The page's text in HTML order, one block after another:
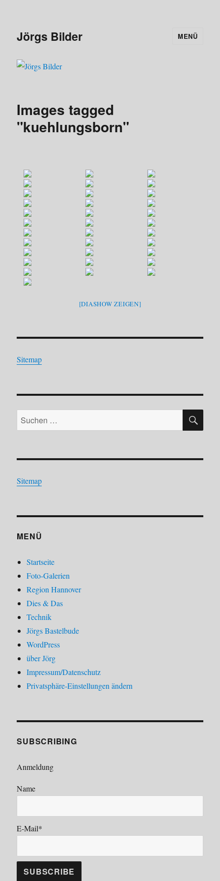
Jörgs Bilder MENÜ
Images tagged
"kuehlungsborn"
[DIASHOW ZEIGEN]
Sitemap
Suchen
nach:
Sitemap
MENÜ
Startseite
Foto-Galerien
Region Hannover
Dies & Das
Technik
Jörgs Bastelbude
WordPress
über Jörg
Impressum/Datenschutz
Privatsphäre-Einstellungen ändern
SUBSCRIBING
Anmeldung
Name
E-Mail*